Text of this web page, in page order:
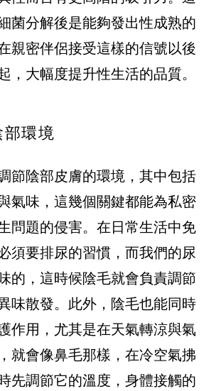
菌分解後是能夠發出性成熟的
親密伴侶接受這樣的信號以後
，大幅度提升性生活的品質。
環境
節陰部皮膚的環境，其中包括
氣味，這幾個關鍵都能為私密
問題的侵害。在日常生活中免
須要排尿的習慣，而我們的尿
的，這時候陰毛就會負責調節
味散發。此外，陰毛也能同時
作用，尤其是在天氣轉涼與氣
就會像鼻毛那樣，在冷空氣拂
先調節它的溫度，身體接觸的